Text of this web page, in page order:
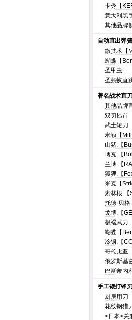
卡秀【
意大利黑
其他品牌
自动直出弹
微技术【
蝴蝶【
圣甲虫
圣蚂蚁直
著名战术直刀
其他品牌
双刃匕首
武士短刀
米勒【
山猪.【
博克.【
兰博.【
狐狸.【Fox
米克【
索林根.【
托德·贝格
戈博.【
极端武力
蝴蝶【
冷钢.【
哥伦比亚
俄罗斯基
巴斯蒂内
手工锻打锋刃
厨房用刀
花纹钢猎
<日本>关